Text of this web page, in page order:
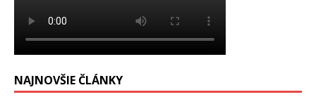
NAJNOVŠIE ČLÁNKY